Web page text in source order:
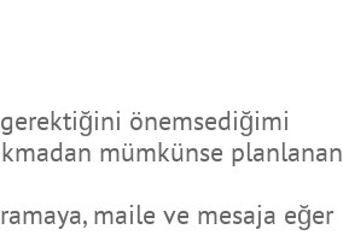
gerektiğini önemsediğimi
mümkünse planlanan
maile ve mesaja eğer